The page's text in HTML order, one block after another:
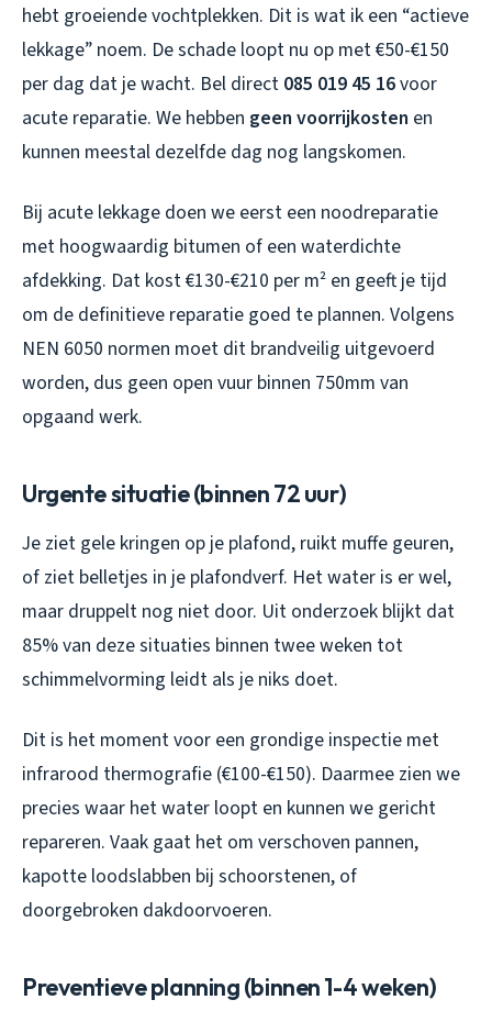
hebt groeiende vochtplekken. Dit is wat ik een “actieve
lekkage” noem. De schade loopt nu op met €50-€150
per dag dat je wacht. Bel direct 085 019 45 16voor
acute reparatie. We hebben geen voorrijkosten en
kunnen meestal dezelfde dag nog langskomen.
Bij acute lekkage doen we eerst een noodreparatie
met hoogwaardig bitumen of een waterdichte
afdekking. Dat kost €130-€210 per m² en geeft je tijd
om de definitieve reparatie goed te plannen. Volgens
NEN 6050 normen moet dit brandveilig uitgevoerd
worden, dus geen open vuur binnen 750mm van
opgaand werk.
Urgente situatie (binnen 72 uur)
Je ziet gele kringen op je plafond, ruikt muffe geuren,
of ziet belletjes in je plafondverf. Het water is er wel,
maar druppelt nog niet door. Uit onderzoek blijkt dat
85% van deze situaties binnen twee weken tot
schimmelvorming leidt als je niks doet.
Dit is het moment voor een grondige inspectie met
infrarood thermografie (€100-€150). Daarmee zien we
precies waar het water loopt en kunnen we gericht
repareren. Vaak gaat het om verschoven pannen,
kapotte loodslabben bij schoorstenen, of
doorgebroken dakdoorvoeren.
Preventieve planning (binnen 1-4 weken)